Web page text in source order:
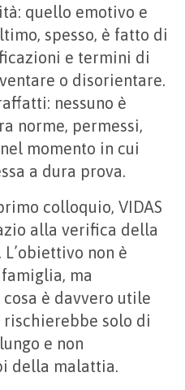
quello emotivo e
spesso, è fatto di
e termini di
o disorientare.
nessuno è
norme, permessi,
momento in cui
a dura prova.
colloquio, VIDAS
alla verifica della
non è
ma
è davvero utile
rischierebbe solo di
e non
della malattia.